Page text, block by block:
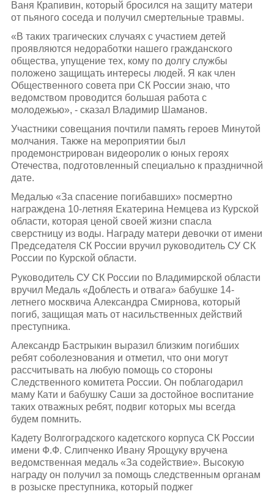
Ваня Крапивин, который бросился на защиту матери
от пьяного соседа и получил смертельные травмы.
«В таких трагических случаях с участием детей
проявляются недоработки нашего гражданского
общества, упущение тех, кому по долгу службы
положено защищать интересы людей. Я как член
Общественного совета при СК России знаю, что
ведомством проводится большая работа с
молодежью», - сказал Владимир Шаманов.
Участники совещания почтили память героев Минутой
молчания. Также на мероприятии был
продемонстрирован видеоролик о юных героях
Отечества, подготовленный специально к праздничной
дате.
Медалью «За спасение погибавших» посмертно
награждена 10-летняя Екатерина Немцева из Курской
области, которая ценой своей жизни спасла
сверстницу из воды. Награду матери девочки от имени
Председателя СК России вручил руководитель СУ СК
России по Курской области.
Руководитель СУ СК России по Владимирской области
вручил Медаль «Доблесть и отвага» бабушке 14-
летнего москвича Александра Смирнова, который
погиб, защищая мать от насильственных действий
преступника.
Александр Бастрыкин выразил близким погибших
ребят соболезнования и отметил, что они могут
рассчитывать на любую помощь со стороны
Следственного комитета России. Он поблагодарил
маму Кати и бабушку Саши за достойное воспитание
таких отважных ребят, подвиг которых мы всегда
будем помнить.
Кадету Волгоградского кадетского корпуса СК России
имени Ф.Ф. Слипченко Ивану Ярощуку вручена
ведомственная медаль «За содействие». Высокую
награду он получил за помощь следственным органам
в розыске преступника, который поджег